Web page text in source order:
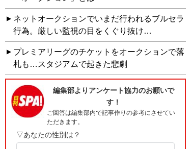
ネットオークションでいまだ行われるブルセラ
行為。厳しい監視の目をくぐり抜け…
プレミアリーグのチケットをオークションで落
札も…スタジアムで起きた悲劇